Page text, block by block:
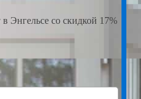
Энгельсе со скидкой 17%